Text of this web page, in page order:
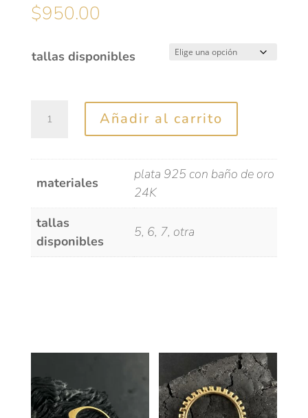
$950.00
tallas disponibles
Añadir al carrito
materiales
plata 925 con baño de oro
24K
tallas
disponibles
5, 6, 7, otra